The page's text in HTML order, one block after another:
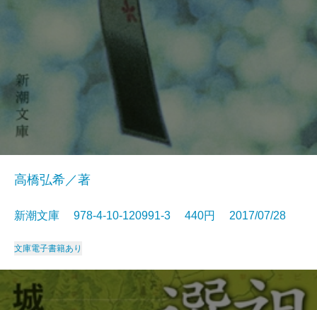
高橋弘希／著
新潮文庫 978-4-10-120991-3 440円 2017/07/28
文庫電子書籍あり